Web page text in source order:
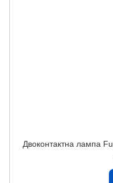
Двоконтактна лампа